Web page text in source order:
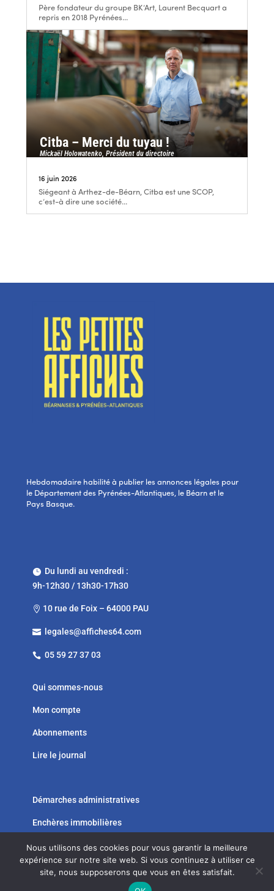
Père fondateur du groupe BK’Art, Laurent Becquart a
repris en 2018 Pyrénées...
Citba – Merci du tuyau !
Mickaël Holowatenko, Président du directoire
16 juin 2026
Siégeant à Arthez-de-Béarn, Citba est une SCOP,
c’est-à dire une société...
Hebdomadaire habilité à publier les annonces légales pour
le Département des Pyrénées-Atlantiques, le Béarn et le
Pays Basque.
Du lundi au vendredi :
9h-12h30 / 13h30-17h30
 10 rue de Foix – 64000 PAU
 legales@affiches64.com
 05 59 27 37 03
Qui sommes-nous
Mon compte
Abonnements
Lire le journal
Démarches administratives
Enchères immobilières
   
–SITE WEB : AGENCE VALEURS
Nous utilisons des cookies pour vous garantir la meilleure
expérience sur notre site web. Si vous continuez à utiliser ce
site, nous supposerons que vous en êtes satisfait.